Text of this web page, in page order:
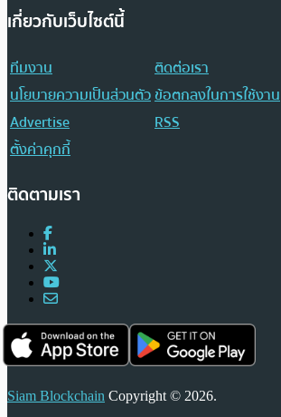
เกี่ยวกับเว็บไซต์นี้
ทีมงาน
ติดต่อเรา
นโยบายความเป็นส่วนตัวข้อตกลงในการใช้งาน
Advertise
RSS
ตั้งค่าคุกกี้
ติดตามเรา
Siam Blockchain Copyright © 2026.